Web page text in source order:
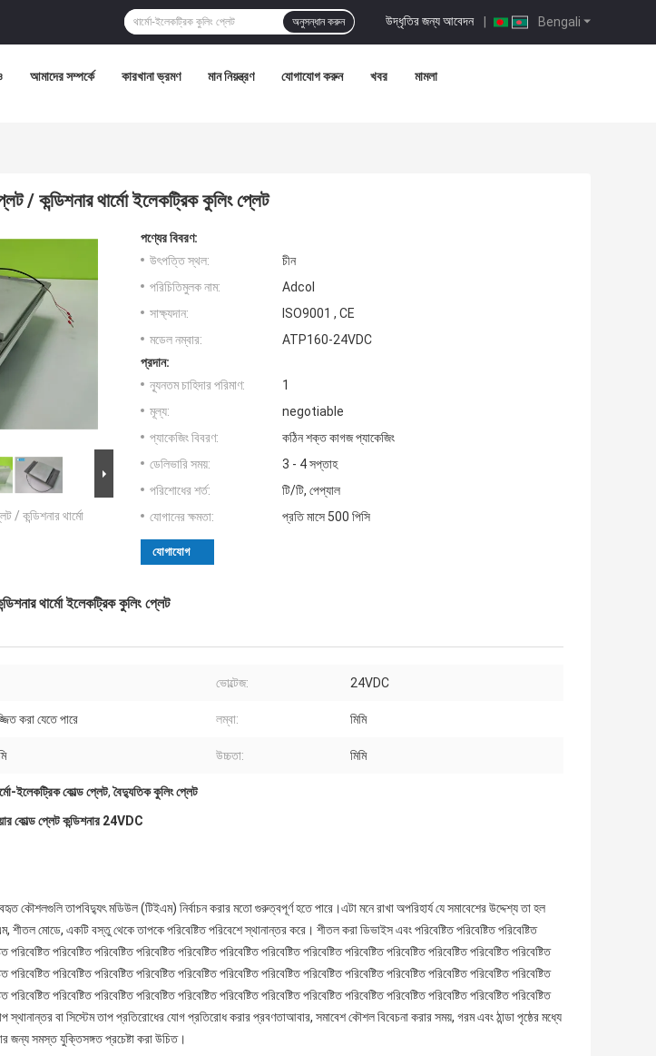
Bengali
উদ্ধৃতির জন্য আবেদন |
অনুসন্ধান করুন
আমাদের সম্পর্কে কারখানা ভ্রমণ মান নিয়ন্ত্রণ যোগাযোগ করুন খবর মামলা
/ কন্ডিশনার থার্মো ইলেকট্রিক কুলিং প্লেট
/ কন্ডিশনার থার্মো
পণ্যের বিবরণ:
উৎপত্তি স্থল:
চীন
পরিচিতিমুলক নাম:
Adcol
সাক্ষ্যদান:
ISO9001 , CE
মডেল নম্বার:
ATP160-24VDC
প্রদান:
ন্যূনতম চাহিদার পরিমাণ:
1
মূল্য:
negotiable
প্যাকেজিং বিবরণ:
কঠিন শক্ত কাগজ প্যাকেজিং
ডেলিভারি সময়:
3 - 4 সপ্তাহ
পরিশোধের শর্ত:
টি/টি, পেপ্যাল
যোগানের ক্ষমতা:
প্রতি মাসে 500 পিসি
যোগাযোগ
থার্মো ইলেকট্রিক কুলিং প্লেট
ভোল্টেজ: 24VDC
করা যেতে পারে লম্বা: মিমি
উচ্চতা: মিমি
ইলেকট্রিক কোল্ড প্লেট,বৈদ্যুতিক কুলিং প্লেট
কোল্ড প্লেট কন্ডিশনার 24VDC
কৌশলগুলি তাপবিদ্যুৎ মডিউল (টিইএম) নির্বাচন করার মতো গুরুত্বপূর্ণ হতে পারে।এটা মনে রাখা অপরিহার্য যে সমাবেশের উদ্দেশ্য তা হল
শীতল মোডে, একটি বস্তু থেকে তাপকে পরিবেষ্টিত পরিবেশে স্থানান্তর করে। শীতল করা ডিভাইস এবং পরিবেষ্টিত পরিবেষ্টিত পরিবেষ্টিত
পরিবেষ্টিত পরিবেষ্টিত পরিবেষ্টিত পরিবেষ্টিত পরিবেষ্টিত পরিবেষ্টিত পরিবেষ্টিত পরিবেষ্টিত পরিবেষ্টিত পরিবেষ্টিত পরিবেষ্টিত পরিবেষ্টিত পরিবেষ্টিত
পরিবেষ্টিত পরিবেষ্টিত পরিবেষ্টিত পরিবেষ্টিত পরিবেষ্টিত পরিবেষ্টিত পরিবেষ্টিত পরিবেষ্টিত পরিবেষ্টিত পরিবেষ্টিত পরিবেষ্টিত পরিবেষ্টিত পরিবেষ্টিত
পরিবেষ্টিত পরিবেষ্টিত পরিবেষ্টিত পরিবেষ্টিত পরিবেষ্টিত পরিবেষ্টিত পরিবেষ্টিত পরিবেষ্টিত পরিবেষ্টিত পরিবেষ্টিত পরিবেষ্টিত পরিবেষ্টিত পরিবেষ্টিত
স্থানান্তর বা সিস্টেম তাপ প্রতিরোধের যোগ প্রতিরোধ করার প্রবণতাআবার, সমাবেশ কৌশল বিবেচনা করার সময়, গরম এবং ঠান্ডা পৃষ্ঠের মধ্যে
জন্য সমস্ত যুক্তিসঙ্গত প্রচেষ্টা করা উচিত।